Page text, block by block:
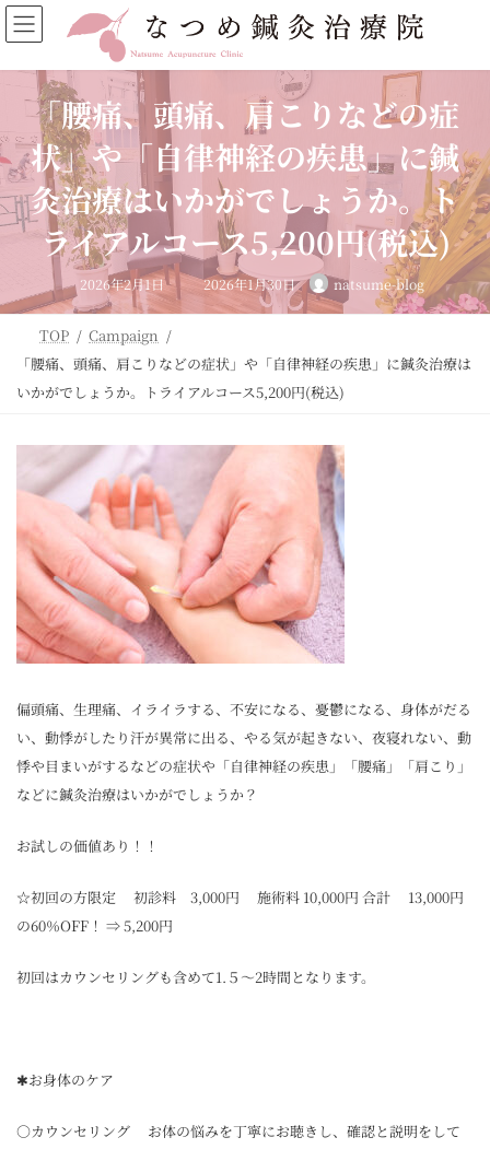
コ
ン
ン
ス
キ
ッ
プ
ナ
ビ
ー
ン
に
移
動
「腰痛、頭痛、肩こりなどの症
状」や「自律神経の疾患」に鍼
灸治療はいかがでしょうか。ト
ライアルコース5,200円(税込)
2026年2月1日 最
終
新
:
2026年1月30日 natsume-blog
TOP
Campaign
「腰痛、頭痛、肩こりなどの症状」や「自律神経の疾患」に鍼灸治療は
いかがでしょうか。トライアルコース5,200円(税込)
偏頭痛、生理痛、イライラする、不安になる、憂鬱になる、身体がだる
い、動悸がしたり汗が異常に出る、やる気が起きない、夜寝れない、動
悸や目まいがするなどの症状や「自律神経の疾患」「腰痛」「肩こり」
などに鍼灸治療はいかがでしょうか？
お試しの価値あり！！
☆初回の方限定 初診料 3,000円 施術料 10,000円 合計 13,000円
の60％OFF！ ⇒ 5,200円
初回はカウンセリングも含めて1.５～2時間となります。
✱お身体のケア
○カウンセリング お体の悩みを丁寧にお聴きし、確認と説明をして